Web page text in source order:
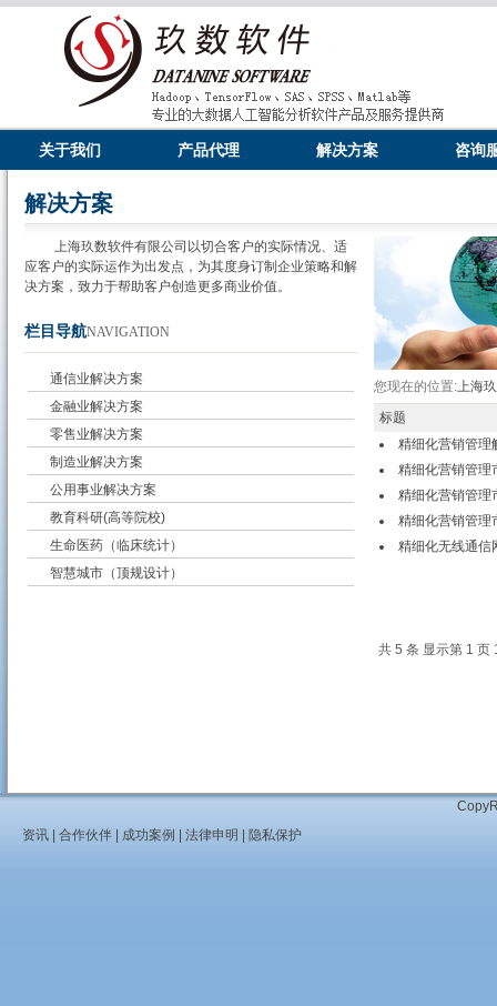
关于我们 产品代理 解决方案 咨询
解决方案
上海玖数软件有限公司以切合客户的实际情况、适
应客户的实际运作为出发点，为其度身订制企业策略和解
决方案，致力于帮助客户创造更多商业价值。
栏目导航NAVIGATION
通信业解决方案
金融业解决方案
零售业解决方案
制造业解决方案
公用事业解决方案
教育科研(高等院校)
生命医药（临床统计）
智慧城市（顶规设计）
您现在的位置:上海
标题
精细化营销管理
精细化营销管理
精细化营销管理
精细化营销管理
精细化无线通信
共 5 条 显示第 1 页
资讯| 合作伙伴| 成功案例 法律申明 隐私保护